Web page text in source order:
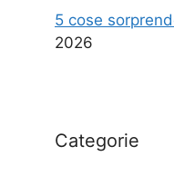
5 cose
2026
Categorie